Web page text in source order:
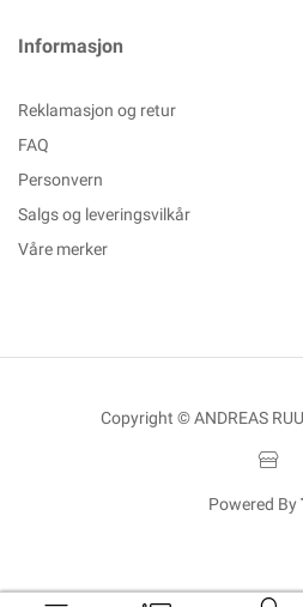
Informasjon
Reklamasjon og retur
FAQ
Personvern
Salgs og leveringsvilkår
Våre merker
Copyright © ANDREAS
Powered By